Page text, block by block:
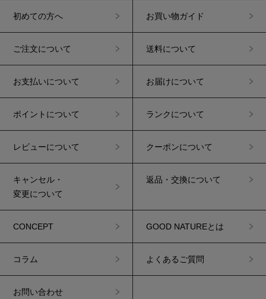
初めての方へ お買い物ガイド
ご注文について 送料について
お支払いについて お届けについて
ポイントについて ランクについて
レビューについて クーポンについて
キャンセル・
変更について
返品・交換について
CONCEPT GOOD NATUREとは
コラム よくあるご質問
お問い合わせ